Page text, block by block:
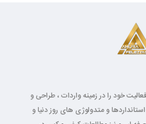
فلزیاب با بیش از 20 سال فعالیت خود را در زمینه واردات ، طراحی و
و متدولوژی های روز دنیا و